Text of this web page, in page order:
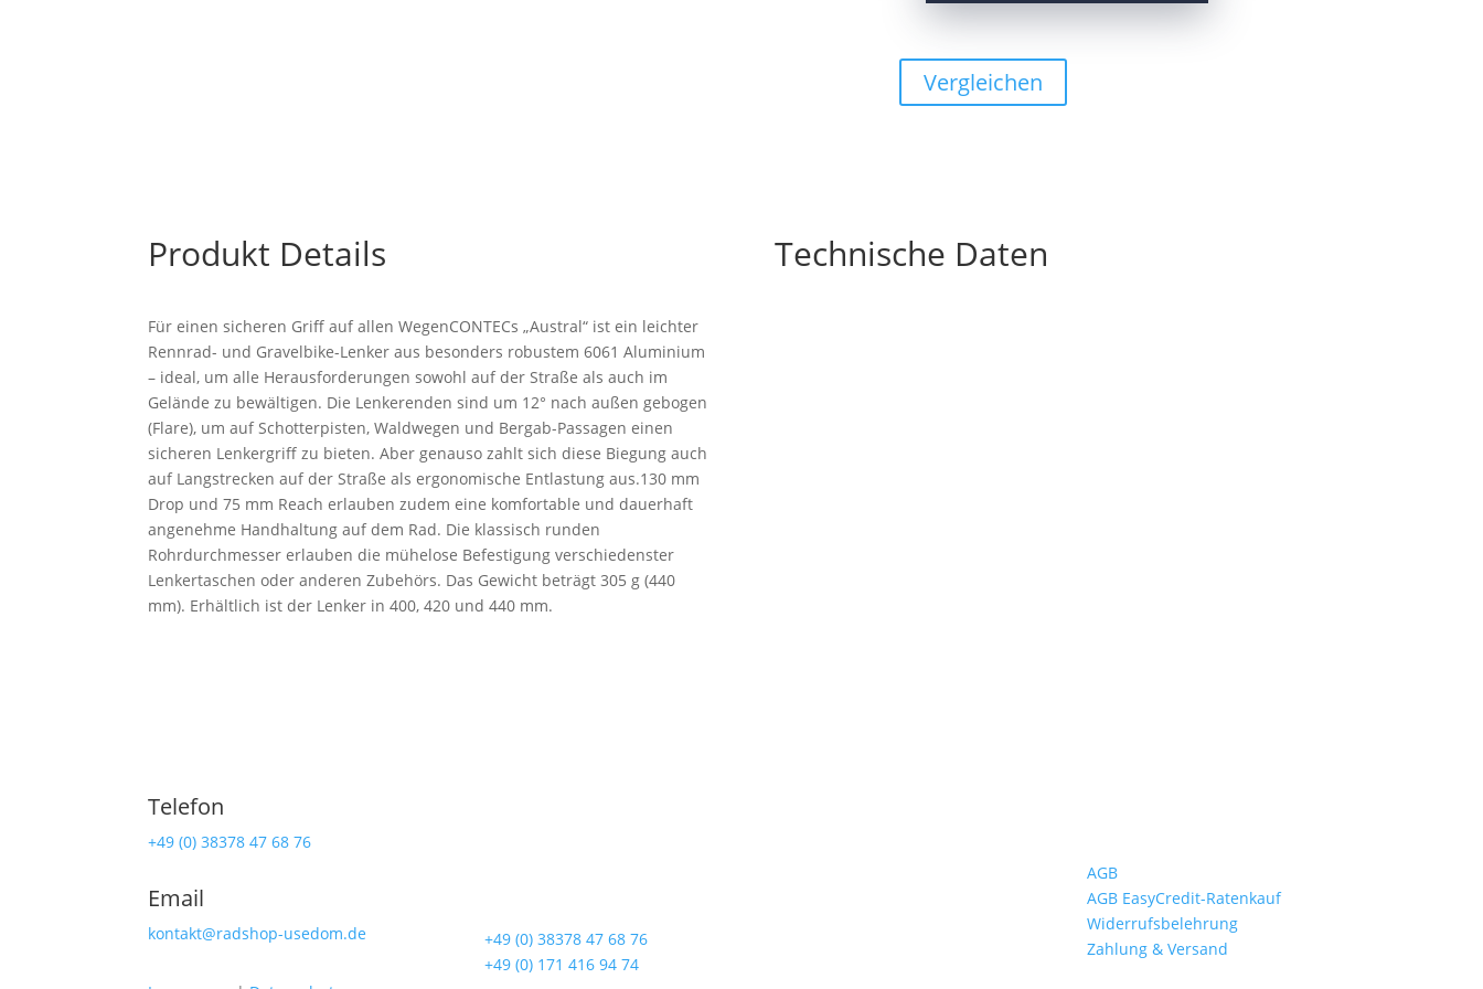
"Austral"
31,8x440mm
Vergleichen
Produkt Details
Für einen sicheren Griff auf allen WegenCONTECs „Austral“ ist ein leichter
Rennrad- und Gravelbike-Lenker aus besonders robustem 6061 Aluminium
– ideal, um alle Herausforderungen sowohl auf der Straße als auch im
Gelände zu bewältigen. Die Lenkerenden sind um 12° nach außen gebogen
(Flare), um auf Schotterpisten, Waldwegen und Bergab-Passagen einen
sicheren Lenkergriff zu bieten. Aber genauso zahlt sich diese Biegung auch
auf Langstrecken auf der Straße als ergonomische Entlastung aus.130 mm
Drop und 75 mm Reach erlauben zudem eine komfortable und dauerhaft
angenehme Handhaltung auf dem Rad. Die klassisch runden
Rohrdurchmesser erlauben die mühelose Befestigung verschiedenster
Lenkertaschen oder anderen Zubehörs. Das Gewicht beträgt 305 g (440
mm). Erhältlich ist der Lenker in 400, 420 und 440 mm.
Technische Daten
Telefon
+49 (0) 38378 47 68 76
Email
kontakt@radshop-usedom.de
+49 (0) 38378 47 68 76
+49 (0) 171 416 94 74
AGB
AGB EasyCredit-Ratenkauf
Widerrufsbelehrung
Zahlung & Versand